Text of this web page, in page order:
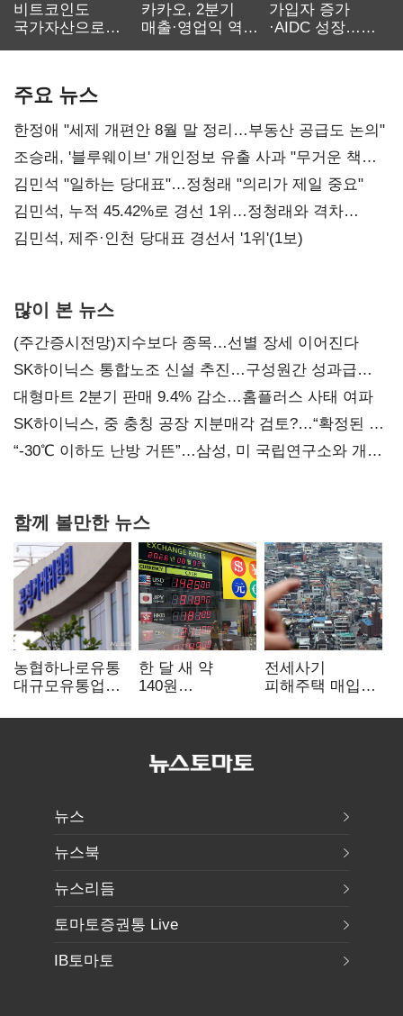
비트코인도
국가자산으로…'
카카오, 2분기
매출·영업익 역대
가입자 증가
·AIDC 성장…
주요 뉴스
한정애 "세제 개편안 8월 말 정리…부동산 공급도 논의"
조승래, '블루웨이브' 개인정보 유출 사과 "무거운 책임
통감"
김민석 "일하는 당대표"…정청래 "의리가 제일 중요"
김민석, 누적 45.42%로 경선 1위…정청래와 격차
0.86%p(2보)
김민석, 제주·인천 당대표 경선서 '1위'(1보)
많이 본 뉴스
(주간증시전망)지수보다 종목…선별 장세 이어진다
SK하이닉스 통합노조 신설 추진…구성원간 성과급
불만 확산
대형마트 2분기 판매 9.4% 감소…홈플러스 사태 여파
SK하이닉스, 중 충칭 공장 지분매각 검토?…“확정된 바
없어”
“-30℃ 이하도 난방 거뜬”…삼성, 미 국립연구소와 개발
함께 볼만한 뉴스
농협하나로유통
대규모유통업법
공정위, 과징금
한 달 새 약
140원
엔저'에 원화
전세사기
피해주택 매입
누적 피해자
뉴스
뉴스북
뉴스리듬
토마토증권통 Live
IB토마토